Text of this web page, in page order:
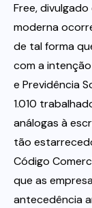
Free,
moderna
de tal forma
com a
e Previdência
1.010
análogas à
tão
Código
que as
antecedência